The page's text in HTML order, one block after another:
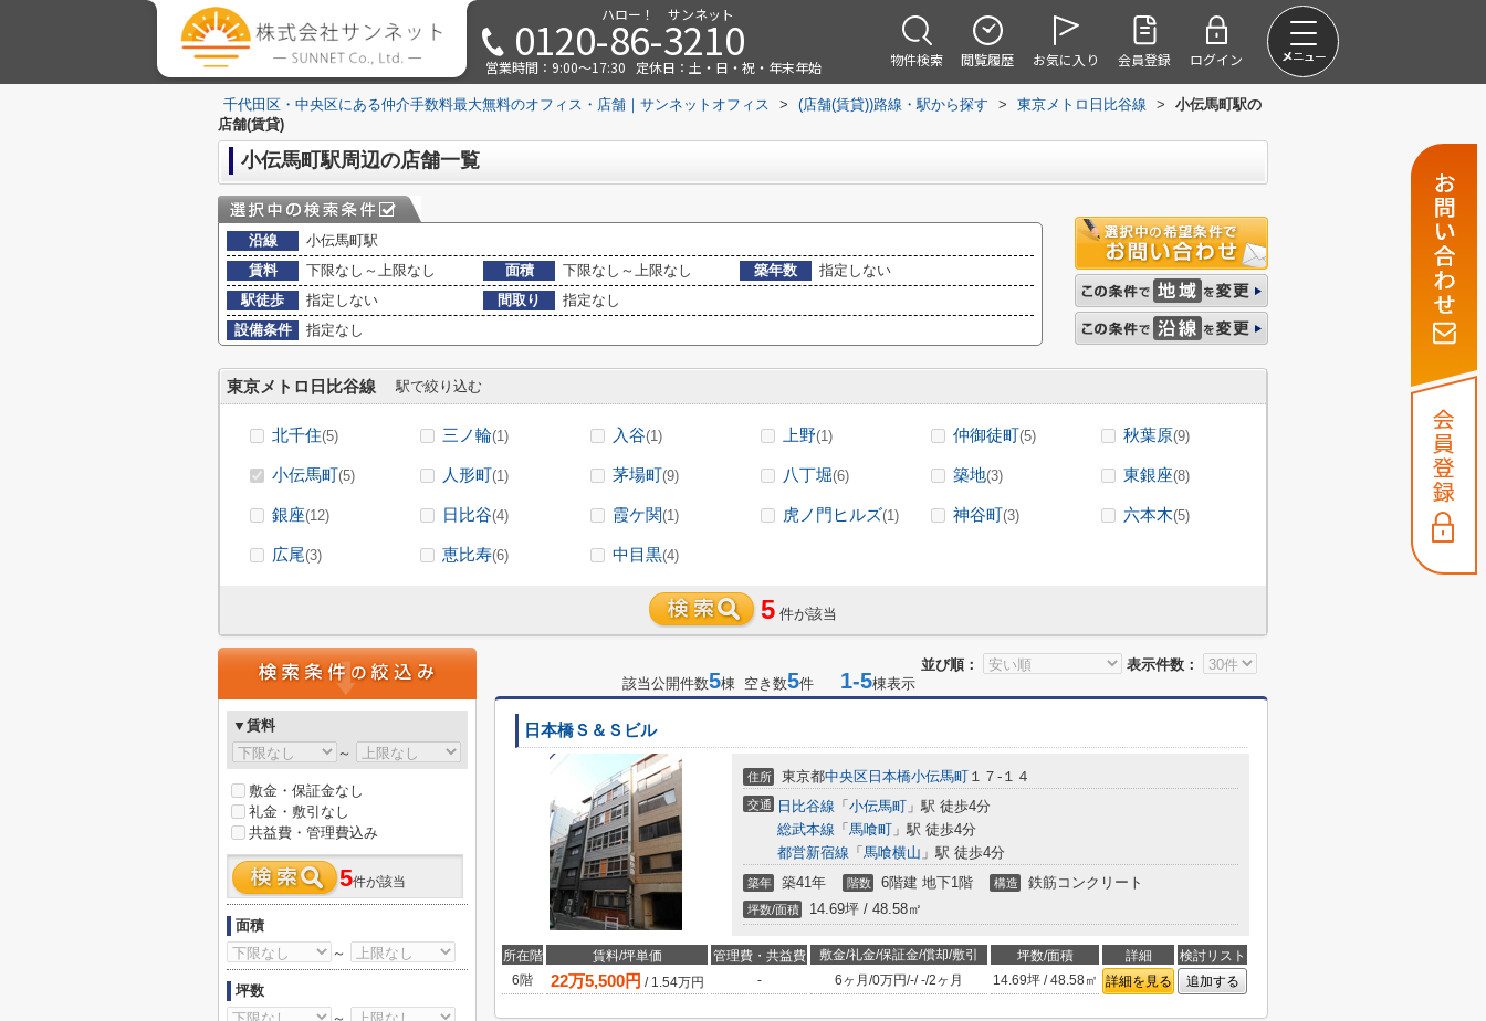
ハロー！ サンネット
0120-86-3210
営業時間：9:00～17:30 定休日：土・日・祝・年末年始 物件検索 閲覧履歴 お気に入り 会員登録 ログイン
千代田区・中央区にある仲介手数料最大無料のオフィス・店舗｜サンネットオフィス > (店舗(賃貸))路線・駅から探す > 東京メトロ日比谷線 >
小伝馬町駅の
店舗(賃貸)
小伝馬町駅周辺の店舗一覧
沿線
小伝馬町駅
賃料
下限なし～上限なし 面積 下限なし～上限なし 築年数
指定しない
駅徒歩
指定しない 間取り
指定なし
設備条件
指定なし
東京メトロ日比谷線 駅で絞り込む
北千住(5) 三ノ輪(1) 入谷(1) 上野(1) 仲御徒町(5) 秋葉原(9)
小伝馬町(5) 人形町(1) 茅場町(9) 八丁堀(6) 築地(3) 東銀座(8)
銀座(12) 日比谷(4) 霞ケ関(1) 虎ノ門ヒルズ(1) 神谷町(3) 六本木(5)
広尾(3) 恵比寿(6) 中目黒(4)
5 件が該当
並び順：
表示件数：
該当公開件数5棟 空き数5件 1-5棟表示
日本橋Ｓ＆Ｓビル
住所 東京都中央区 日本橋小伝馬町 １７-１４
交通 日比谷線 「 小伝馬町 」駅 徒歩4分
総武本線 「 馬喰町 」駅 徒歩4分
都営新宿線 「 馬喰横山 」駅 徒歩4分
築年 築41年 階数 6階建 地下1階 構造 鉄筋コンクリート
坪数/面積 14.69坪 / 48.58㎡
所在階 賃料/坪単価 管理費・共益費 敷金/礼金/保証金/償却/敷引 坪数/面積 詳細
検討リスト
6階
22万5,500円 / 1.54万円 - 6ヶ月 /0万円/-/-/2ヶ月 14.69坪 / 48.58㎡ 詳細を見る 追加する
▼賃料
～
敷金・保証金なし
礼金・敷引なし
共益費・管理費込み
5件が該当
面積
～
坪数